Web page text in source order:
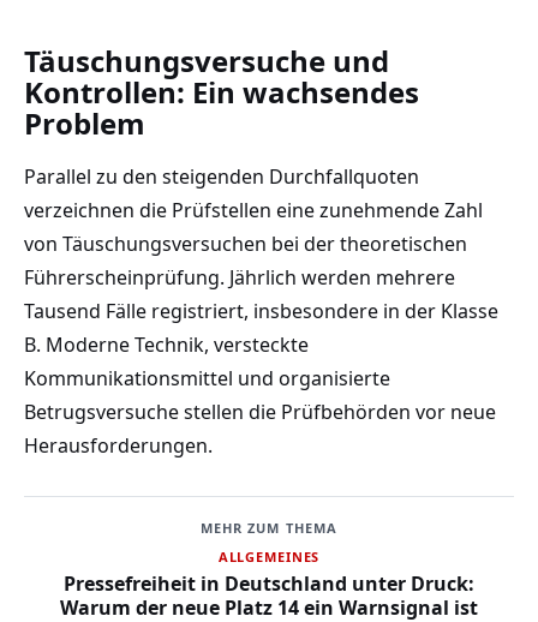
Täuschungsversuche und
Kontrollen: Ein wachsendes
Problem
Parallel zu den steigenden Durchfallquoten
verzeichnen die Prüfstellen eine zunehmende Zahl
von Täuschungsversuchen bei der theoretischen
Führerscheinprüfung. Jährlich werden mehrere
Tausend Fälle registriert, insbesondere in der Klasse
B. Moderne Technik, versteckte
Kommunikationsmittel und organisierte
Betrugsversuche stellen die Prüfbehörden vor neue
Herausforderungen.
MEHR ZUM THEMA
ALLGEMEINES
Pressefreiheit in Deutschland unter Druck:
Warum der neue Platz 14 ein Warnsignal ist